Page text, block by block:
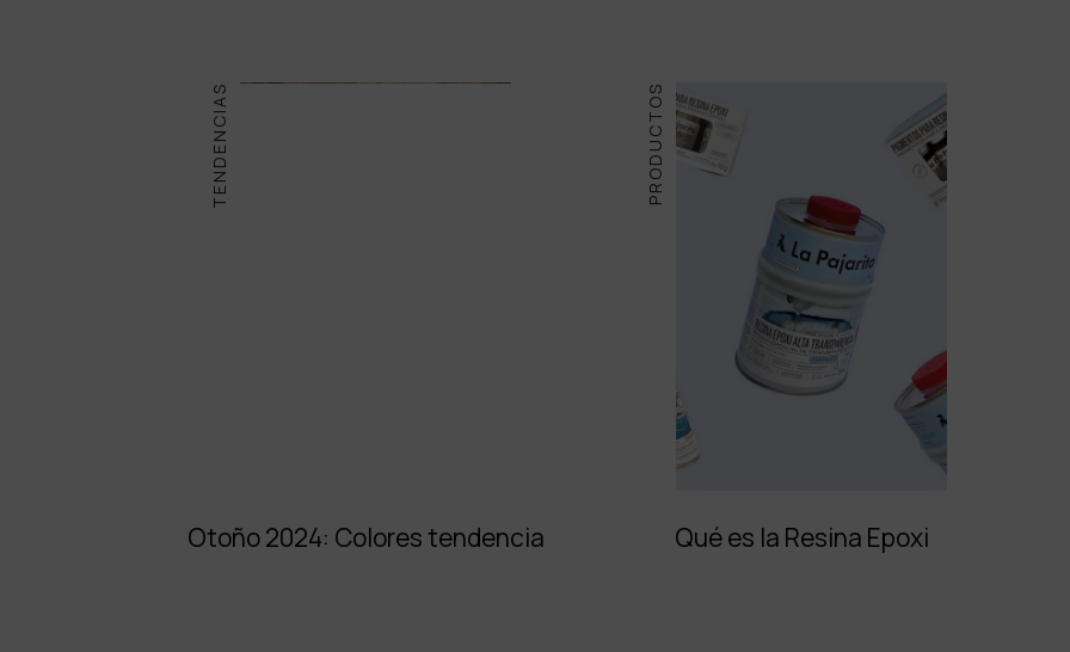
TENDENCIAS
Otoño 2024: Colores tendencia
PRODUCTOS
Qué es la Resina Epoxi